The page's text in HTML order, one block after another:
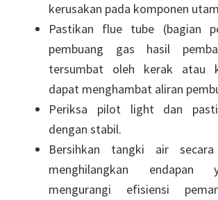
kerusakan pada komponen
Pastikan flue tube (bagian
pembuang gas hasil
tersumbat oleh kerak atau
dapat menghambat aliran
Periksa pilot light dan
dengan stabil.
Bersihkan tangki air
menghilangkan endapan
mengurangi efisiensi